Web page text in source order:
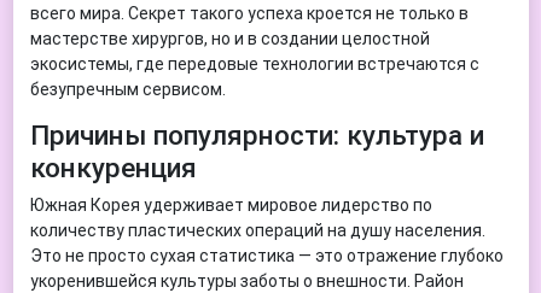
всего мира. Секрет такого успеха кроется не только в
мастерстве хирургов, но и в создании целостной
экосистемы, где передовые технологии встречаются с
безупречным сервисом.
Причины популярности: культура и
конкуренция
Южная Корея удерживает мировое лидерство по
количеству пластических операций на душу населения.
Это не просто сухая статистика — это отражение глубоко
укоренившейся культуры заботы о внешности. Район